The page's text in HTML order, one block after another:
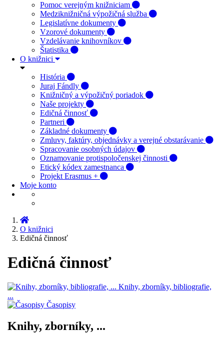
Pomoc verejným knižniciam
Medziknižničná výpožičná služba
Legislatívne dokumenty
Vzorové dokumenty
Vzdelávanie knihovníkov
Štatistika
O knižnici
História
Juraj Fándly
Knižničný a výpožičný poriadok
Naše projekty
Edičná činnosť
Partneri
Základné dokumenty
Zmluvy, faktúry, objednávky a verejné obstarávanie
Spracovanie osobných údajov
Oznamovanie protispoločenskej činnosti
Etický kódex zamestnanca
Projekt Erasmus +
Moje konto
O knižnici
Edičná činnosť
Edičná činnosť
Knihy, zborníky, bibliografie,
...
Časopisy
Knihy, zborníky, ...